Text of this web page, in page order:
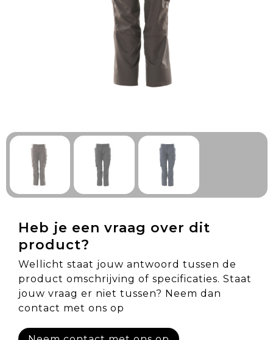
Technologie & Gadgets
Outdoor & Vrije tijd
Pennen & Schrijfwaren
Gezondheid & Welzijn
Eten & Drinken
Heb je een vraag over dit
product?
Wellicht staat jouw antwoord tussen de
product omschrijving of specificaties. Staat
jouw vraag er niet tussen? Neem dan
contact met ons op